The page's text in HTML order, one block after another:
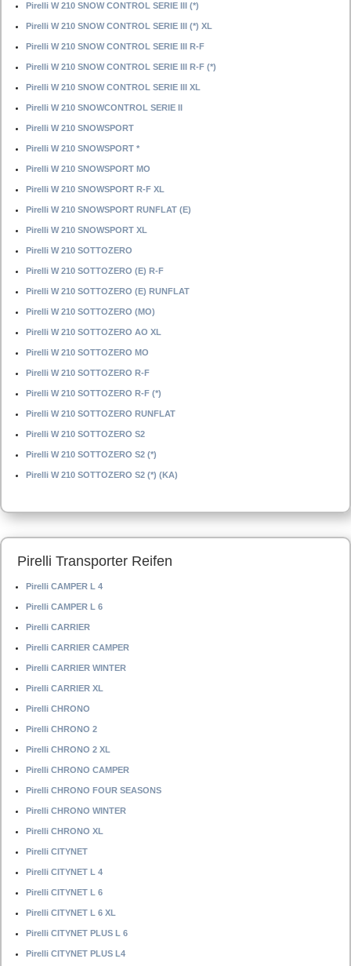
Pirelli W 210 SNOW CONTROL SERIE III (*)
Pirelli W 210 SNOW CONTROL SERIE III (*) XL
Pirelli W 210 SNOW CONTROL SERIE III R-F
Pirelli W 210 SNOW CONTROL SERIE III R-F (*)
Pirelli W 210 SNOW CONTROL SERIE III XL
Pirelli W 210 SNOWCONTROL SERIE II
Pirelli W 210 SNOWSPORT
Pirelli W 210 SNOWSPORT *
Pirelli W 210 SNOWSPORT MO
Pirelli W 210 SNOWSPORT R-F XL
Pirelli W 210 SNOWSPORT RUNFLAT (E)
Pirelli W 210 SNOWSPORT XL
Pirelli W 210 SOTTOZERO
Pirelli W 210 SOTTOZERO (E) R-F
Pirelli W 210 SOTTOZERO (E) RUNFLAT
Pirelli W 210 SOTTOZERO (MO)
Pirelli W 210 SOTTOZERO AO XL
Pirelli W 210 SOTTOZERO MO
Pirelli W 210 SOTTOZERO R-F
Pirelli W 210 SOTTOZERO R-F (*)
Pirelli W 210 SOTTOZERO RUNFLAT
Pirelli W 210 SOTTOZERO S2
Pirelli W 210 SOTTOZERO S2 (*)
Pirelli W 210 SOTTOZERO S2 (*) (KA)
Pirelli Transporter Reifen
Pirelli CAMPER L 4
Pirelli CAMPER L 6
Pirelli CARRIER
Pirelli CARRIER CAMPER
Pirelli CARRIER WINTER
Pirelli CARRIER XL
Pirelli CHRONO
Pirelli CHRONO 2
Pirelli CHRONO 2 XL
Pirelli CHRONO CAMPER
Pirelli CHRONO FOUR SEASONS
Pirelli CHRONO WINTER
Pirelli CHRONO XL
Pirelli CITYNET
Pirelli CITYNET L 4
Pirelli CITYNET L 6
Pirelli CITYNET L 6 XL
Pirelli CITYNET PLUS L 6
Pirelli CITYNET PLUS L4